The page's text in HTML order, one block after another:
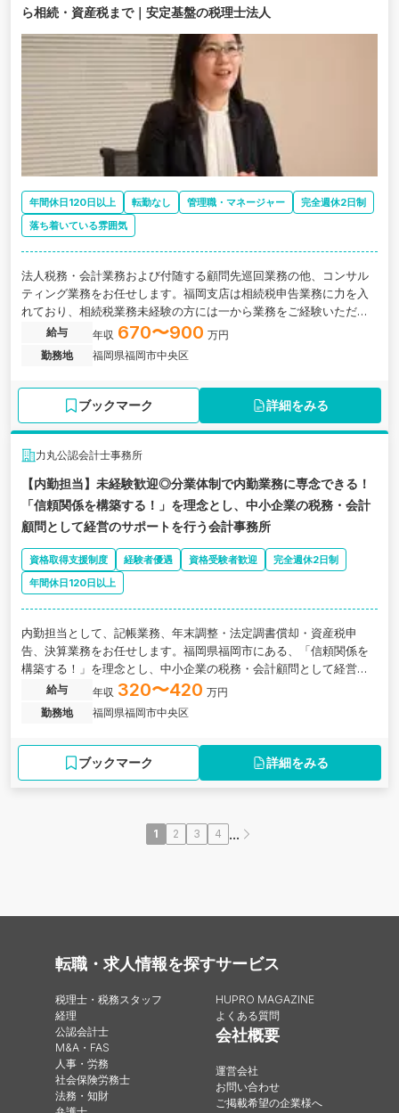
ら相続・資産税まで｜安定基盤の税理士法人
年間休日120日以上 転勤なし 管理職・マネージャー
完全週休2日制
落ち着いている雰囲気
法人税務・会計業務および付随する顧問先巡回業務の他、コンサル
ティング業務をお任せします。福岡支店は相続税申告業務に力を入
れており、相続税業務未経験の方には一から業務をご経験いただ
き、成長できる環境があります。また、業務習熟度に応じて部下の
マネジメント業務も徐々にお任せしていきます。
給与 年収 670〜900 万円
勤務地
福岡県福岡市中央区
ブックマーク 詳細をみる
力丸公認会計士事務所
【内勤担当】未経験歓迎◎分業体制で内勤業務に専念できる！
「信頼関係を構築する！」を理念とし、中小企業の税務・会計
顧問として経営のサポートを行う会計事務所
資格取得支援制度 経験者優遇 資格受験者歓迎
完全週休2日制
年間休日120日以上
内勤担当として、記帳業務、年末調整・法定調書償却・資産税申
告、決算業務をお任せします。福岡県福岡市にある、「信頼関係を
構築する！」を理念とし、中小企業の税務・会計顧問として経営の
サポートを行う会計事務所の求人です。
給与 年収 320〜420 万円
勤務地
福岡県福岡市中央区
ブックマーク 詳細をみる
1 2 3 4 ...
転職・求人情報を探す
税理士・税務スタッフ
経理
公認会計士
M&A・FAS
人事・労務
社会保険労務士
法務・知財
サービス
HUPRO MAGAZINE
よくある質問
会社概要
運営会社
お問い合わせ
ご掲載希望の企業様へ